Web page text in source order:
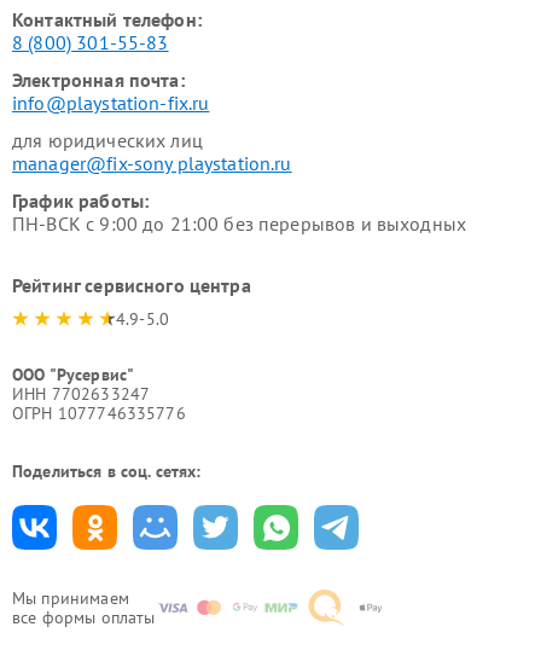
Мы принимаем
все формы оплаты
Контактный телефон:
8 (800) 301-55-83
Электронная почта:
info@playstation-fix.ru
для юридических лиц
manager@fix-sony playstation.ru
График работы:
ПН-ВСК с 9:00 до 21:00 без перерывов и выходных
Рейтинг сервисного центра
4.9-5.0
ООО "Русервис"
ИНН 7702633247
ОГРН 1077746335776
Поделиться в соц. сетях: